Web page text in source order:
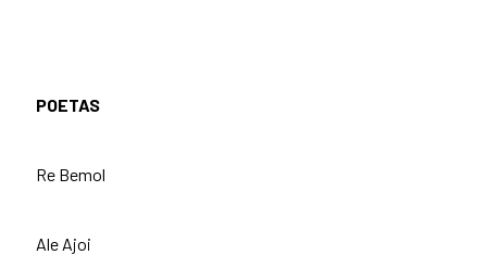
POETAS
Re Bemol
Ale Ajoi